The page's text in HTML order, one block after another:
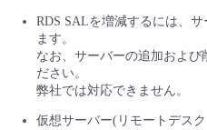
RDS SALを増減するには、
ます。
なお、サーバーの追加および
ださい。
弊社では対応できません。
仮想サーバー(リモートデス